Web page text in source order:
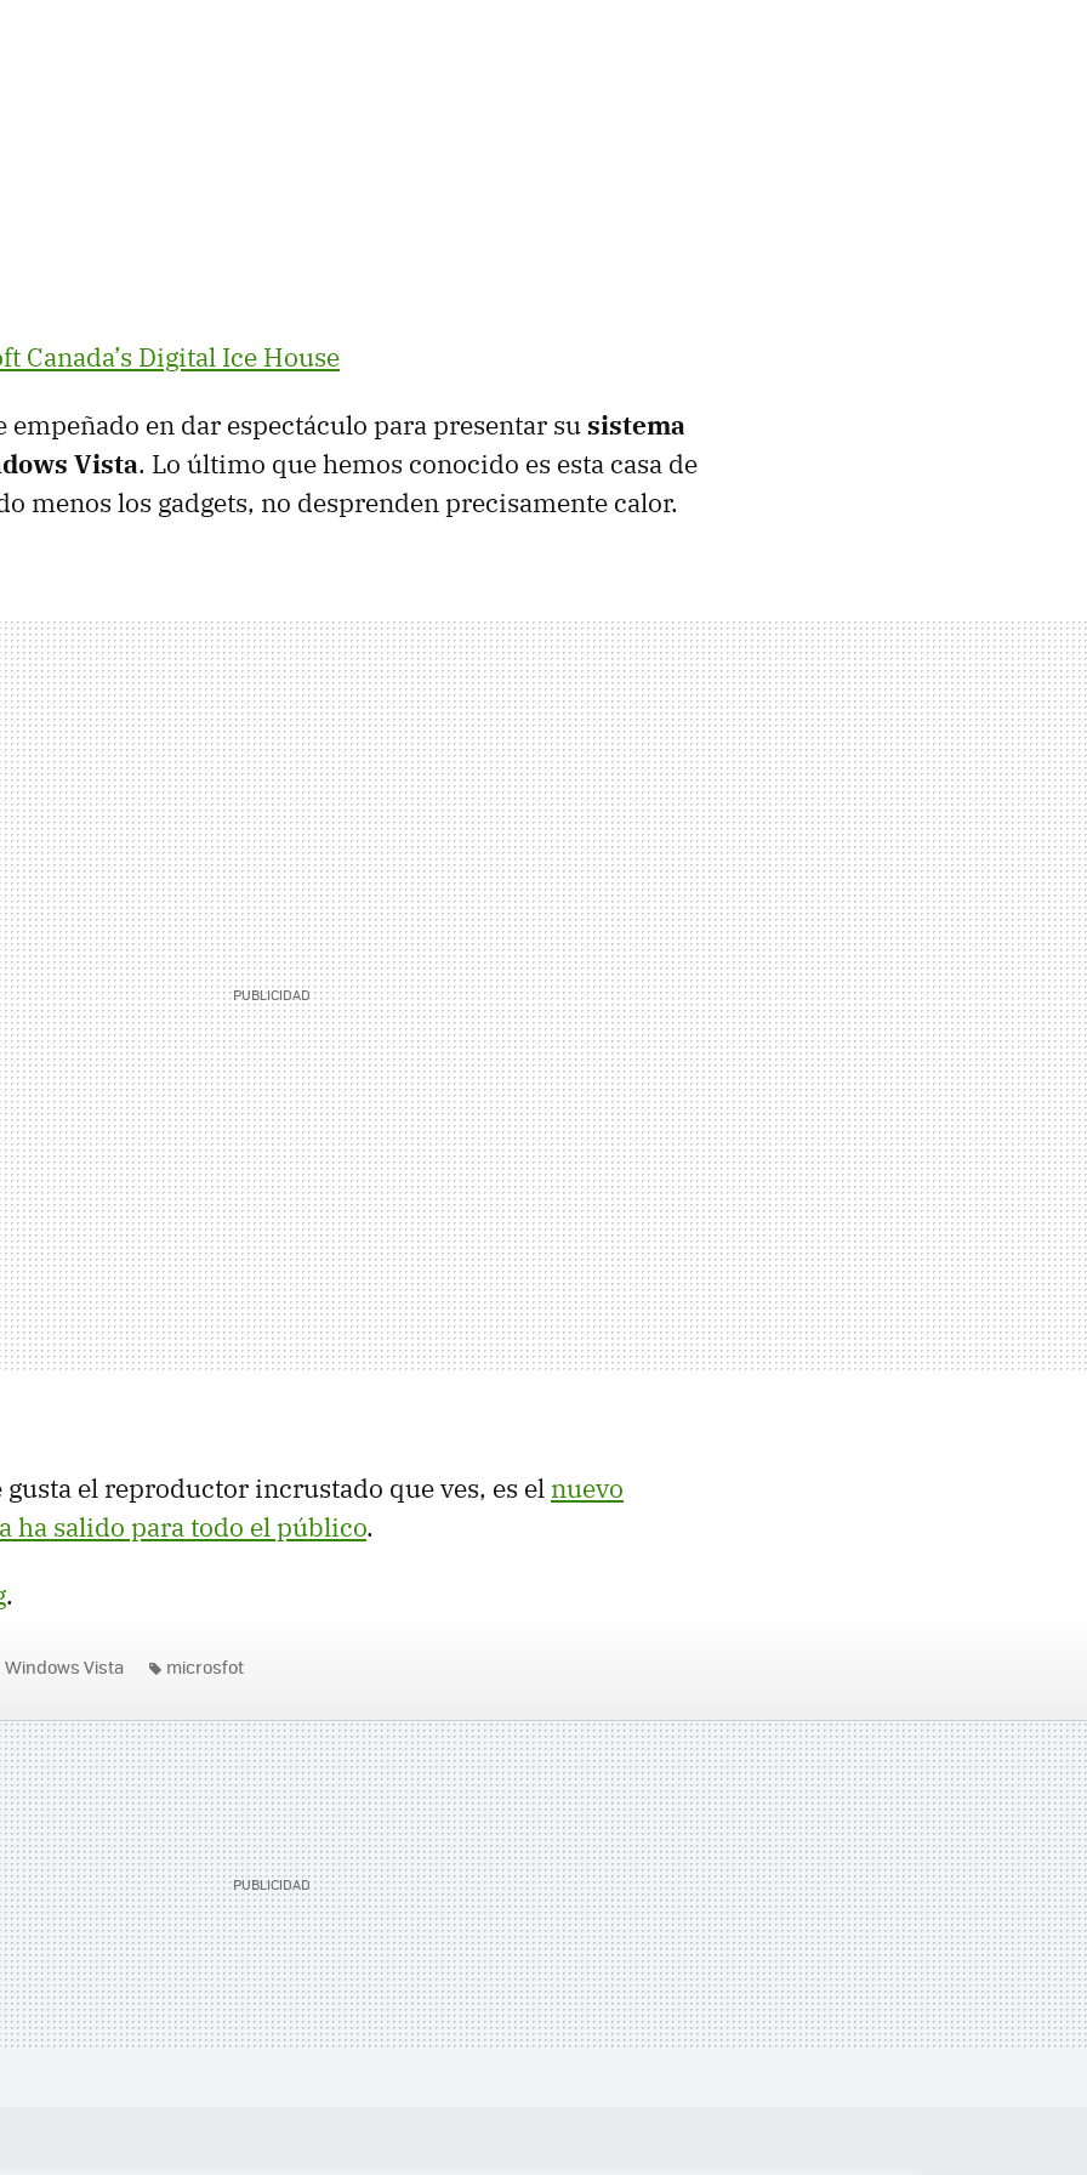
Canada’s Digital Ice House
empeñado en dar espectáculo para presentar susistema
Vista. Lo último que hemos conocido es esta casa de
menos los gadgets, no desprenden precisamente calor.
el reproductor incrustado que ves, es el nuevo
ha salido para todo el público.
.
Windows Vista microsfot